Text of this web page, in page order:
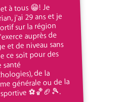
à tous 😁! Je
j'ai 29 ans et je
sur la région
auprès de
et de niveau sans
ce soit pour des
de la
générale ou de la
⚽️🏀🏈🎾.